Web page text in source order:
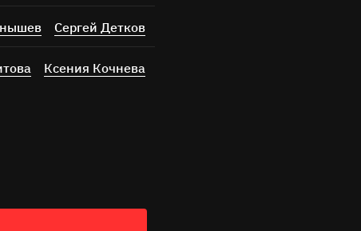
Сергей Детков
Ксения Кочнева